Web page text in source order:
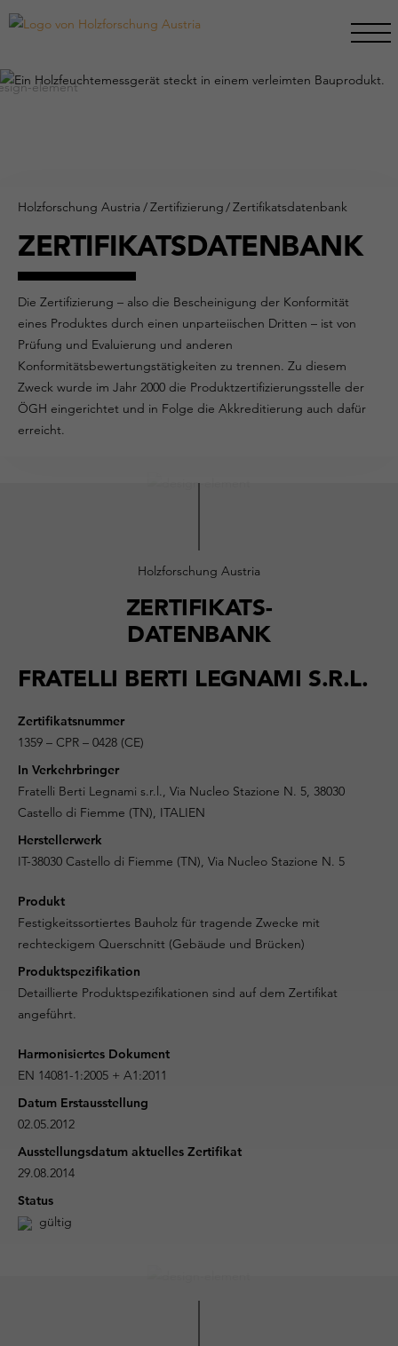
Holzforschung Austria /Zertifizierung/Zertifikatsdatenbank
ZERTIFIKATSDATENBANK
Die Zertifizierung – also die Bescheinigung der Konformität
eines Produktes durch einen unparteiischen Dritten – ist von
Prüfung und Evaluierung und anderen
Konformitätsbewertungstätigkeiten zu trennen. Zu diesem
Zweck wurde im Jahr 2000 die Produktzertifizierungsstelle der
ÖGH eingerichtet und in Folge die Akkreditierung auch dafür
erreicht.
Holzforschung Austria
ZERTIFIKATS-
DATENBANK
FRATELLI BERTI LEGNAMI S.R.L.
Zertifikatsnummer
1359 – CPR – 0428 (CE)
In Verkehrbringer
Fratelli Berti Legnami s.r.l., Via Nucleo Stazione N. 5, 38030
Castello di Fiemme (TN), ITALIEN
Herstellerwerk
IT-38030 Castello di Fiemme (TN), Via Nucleo Stazione N. 5
Produkt
Festigkeitssortiertes Bauholz für tragende Zwecke mit
rechteckigem Querschnitt (Gebäude und Brücken)
Produktspezifikation
Detaillierte Produktspezifikationen sind auf dem Zertifikat
angeführt.
Harmonisiertes Dokument
EN 14081-1:2005 + A1:2011
Datum Erstausstellung
02.05.2012
Ausstellungsdatum aktuelles Zertifikat
29.08.2014
Status
gültig